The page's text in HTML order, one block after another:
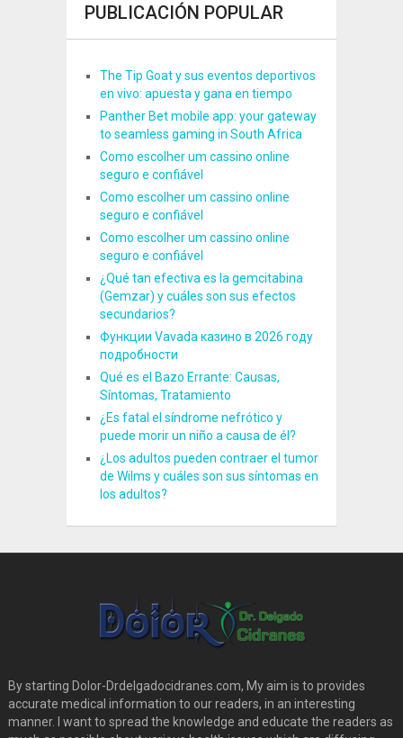
PUBLICACIÓN POPULAR
The Tip Goat y sus eventos deportivos
en vivo: apuesta y gana en tiempo
Panther Bet mobile app: your gateway
to seamless gaming in South Africa
Como escolher um cassino online
seguro e confiável
Como escolher um cassino online
seguro e confiável
Como escolher um cassino online
seguro e confiável
¿Qué tan efectiva es la gemcitabina
(Gemzar) y cuáles son sus efectos
secundarios?
Функции Vavada казино в 2026 году
подробности
Qué es el Bazo Errante: Causas,
Síntomas, Tratamiento
¿Es fatal el síndrome nefrótico y
puede morir un niño a causa de él?
¿Los adultos pueden contraer el tumor
de Wilms y cuáles son sus síntomas en
los adultos?
By starting Dolor-Drdelgadocidranes.com, My aim is to provides
accurate medical information to our readers, in an interesting
manner. I want to spread the knowledge and educate the readers as